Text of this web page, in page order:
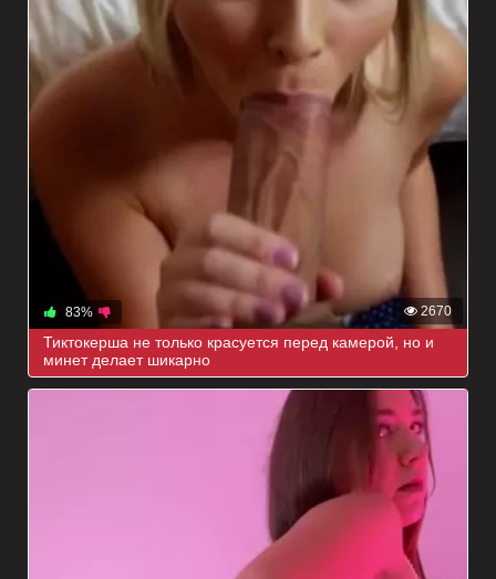
2670
83%
Тиктокерша не только красуется перед камерой, но и
минет делает шикарно